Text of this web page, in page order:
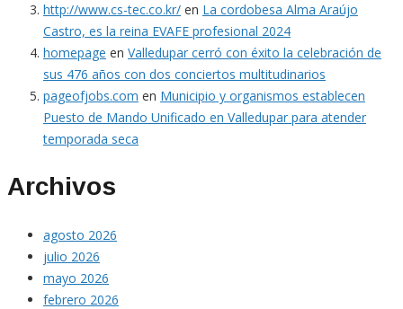
http://www.cs-tec.co.kr/ en La cordobesa Alma Araújo
Castro, es la reina EVAFE profesional 2024
homepage en Valledupar cerró con éxito la celebración de
sus 476 años con dos conciertos multitudinarios
pageofjobs.com en Municipio y organismos establecen
Puesto de Mando Unificado en Valledupar para atender
temporada seca
Archivos
agosto 2026
julio 2026
mayo 2026
febrero 2026